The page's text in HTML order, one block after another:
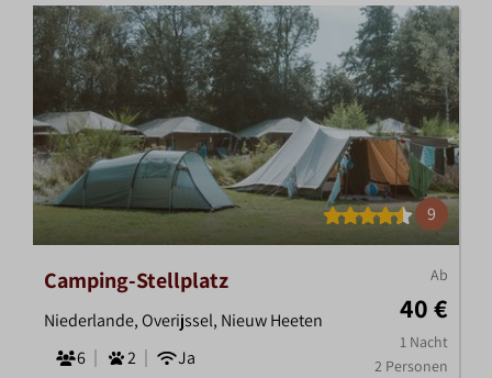
9
Ab
40 €
1 Nacht
2 Personen
Camping-Stellplatz
Niederlande, Overijssel, Nieuw Heeten
6
2
Ja